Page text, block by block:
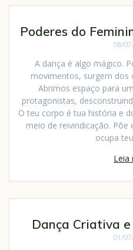
Poderes do
08/
A dança é algo mágico.
movimentos, surgem dos
Abrimos espaço para
protagonistas,
O teu corpo é tua história e
meio de reivindicação.
ocupa
Leia
Dança Criativa
01/